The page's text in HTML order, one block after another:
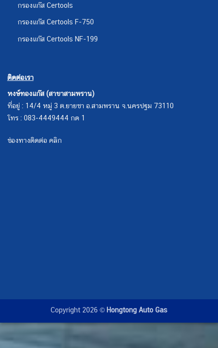
กรองแก๊ส Certools
กรองแก๊ส Certools F-750
กรองแก๊ส Certools NF-199
ติดต่อเรา
หงษ์ทองแก๊ส (สาขาสามพราน)
ที่อยู่ : 14/4 หมู่ 3 ต.ยายชา อ.สามพราน จ.นครปฐม 73110
โทร : 083-4449444 กด 1
ช่องทางติดต่อ คลิก
Copyright 2026 © Hongtong Auto Gas